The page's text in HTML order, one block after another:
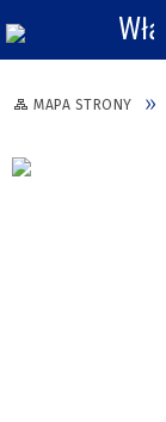
MAPA STRONY